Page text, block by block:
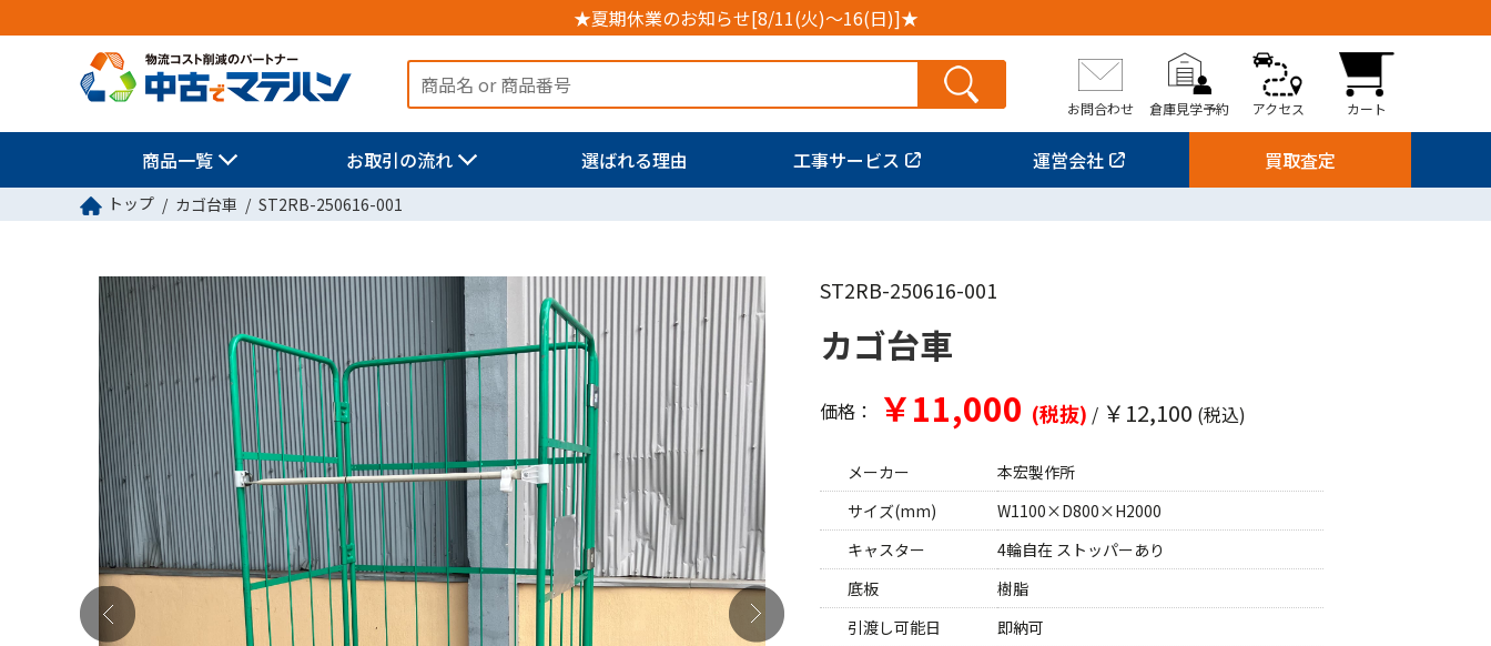
★夏期休業のお知らせ[8/11(火)～16(日)]★
お問合わせ 倉庫見学予約 アクセス カート
商品一覧 お取引の流れ 選ばれる理由 工事サービス 運営会社 買取査定
トップ カゴ台車 ST2RB-250616-001
ST2RB-250616-001
カゴ台車
価格： ￥11,000 (税抜) / ￥12,100 (税込)
メーカー
本宏製作所
サイズ(mm)
W1100×D800×H2000
キャスター
4輪自在 ストッパーあり
底板
樹脂
引渡し可能日
即納可